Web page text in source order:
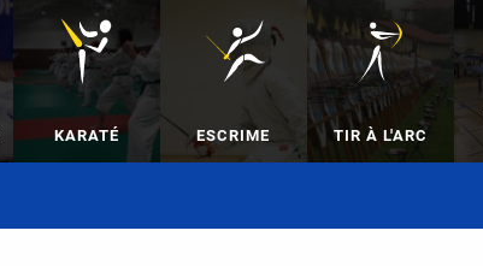
KARATÉ ESCRIME TIR À L'ARC